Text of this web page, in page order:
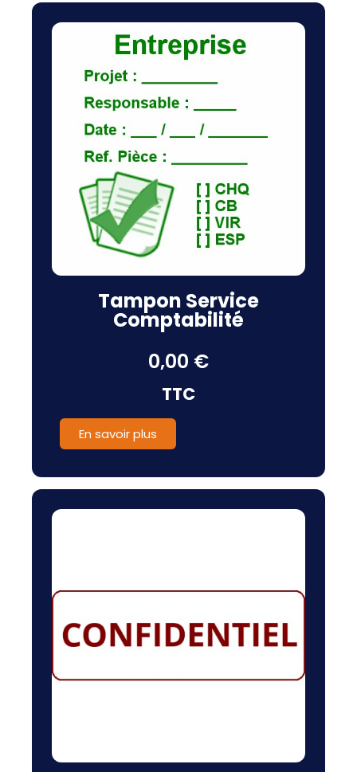
Tampon Service
Comptabilité
0,00 €
TTC
En savoir plus